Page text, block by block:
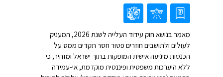
מאמר בנושא חוק עידוד העלייה לשנת 2026, המעניק
לעולים ולתושבים חוזרים פטור חסר תקדים ממס על
הכנסות מיגיעה אישית המופקות בתוך ישראל ומזהיר, כי
ללא היערכות משפטית ופיננסית מוקדמת, אי-עמידה